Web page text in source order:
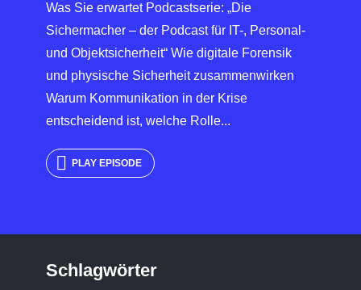
Was Sie erwartet Podcastserie: „Die
Sichermacher – der Podcast für IT-, Personal-
und Objektsicherheit“ Wie digitale Forensik
und physische Sicherheit zusammenwirken
Warum Kommunikation in der Krise
entscheidend ist, welche Rolle...
PLAY EPISODE
Schlagwörter